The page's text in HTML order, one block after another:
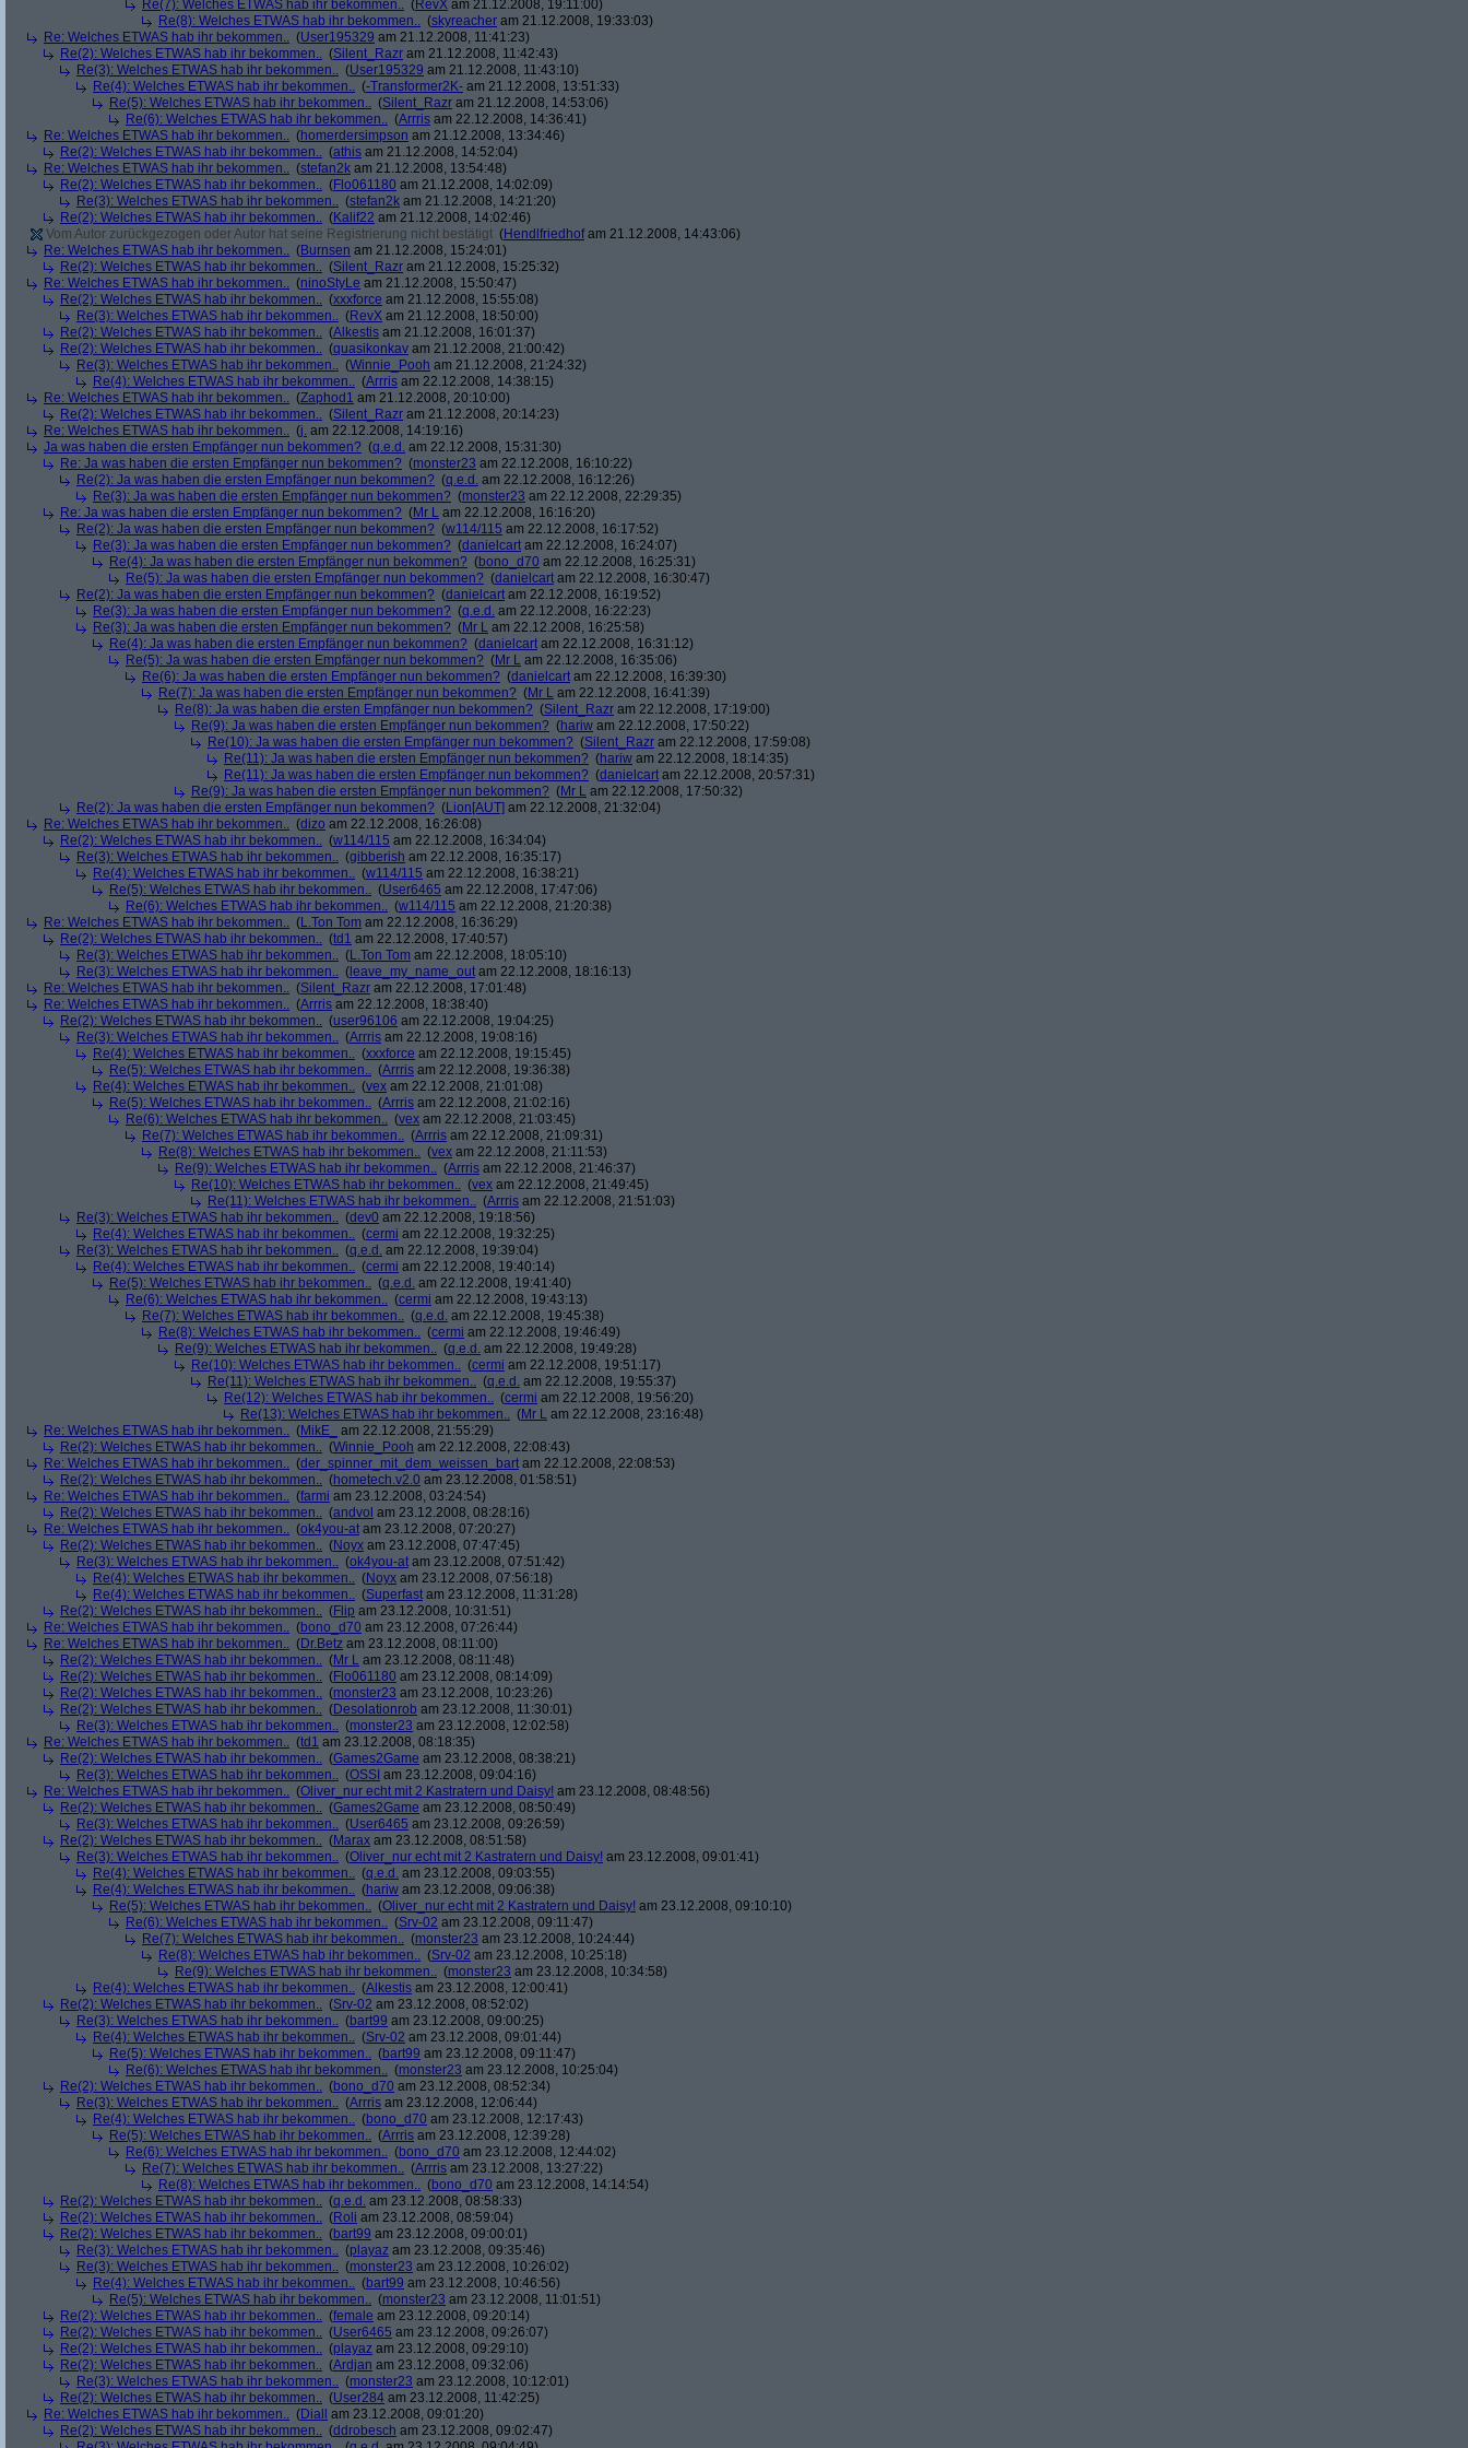
Re(7): Welches ETWAS hab ihr bekommen.. (RevX am 21.12.2008, 19:11:00)
Re(8): Welches ETWAS hab ihr bekommen.. (skyreacher am 21.12.2008, 19:33:03)
Re: Welches ETWAS hab ihr bekommen.. (User195329 am 21.12.2008, 11:41:23)
Re(2): Welches ETWAS hab ihr bekommen.. (Silent_Razr am 21.12.2008, 11:42:43)
Re(3): Welches ETWAS hab ihr bekommen.. (User195329 am 21.12.2008, 11:43:10)
Re(4): Welches ETWAS hab ihr bekommen.. (-Transformer2K- am 21.12.2008, 13:51:33)
Re(5): Welches ETWAS hab ihr bekommen.. (Silent_Razr am 21.12.2008, 14:53:06)
Re(6): Welches ETWAS hab ihr bekommen.. (Arrris am 22.12.2008, 14:36:41)
Re: Welches ETWAS hab ihr bekommen.. (homerdersimpson am 21.12.2008, 13:34:46)
Re(2): Welches ETWAS hab ihr bekommen.. (athis am 21.12.2008, 14:52:04)
Re: Welches ETWAS hab ihr bekommen.. (stefan2k am 21.12.2008, 13:54:48)
Re(2): Welches ETWAS hab ihr bekommen.. (Flo061180 am 21.12.2008, 14:02:09)
Re(3): Welches ETWAS hab ihr bekommen.. (stefan2k am 21.12.2008, 14:21:20)
Re(2): Welches ETWAS hab ihr bekommen.. (Kalif22 am 21.12.2008, 14:02:46)
Vom Autor zurückgezogen oder Autor hat seine Registrierung nicht bestätigt (Hendlfriedhofam 21.12.2008, 14:43:06)
Re: Welches ETWAS hab ihr bekommen.. (Burnsen am 21.12.2008, 15:24:01)
Re(2): Welches ETWAS hab ihr bekommen.. (Silent_Razr am 21.12.2008, 15:25:32)
Re: Welches ETWAS hab ihr bekommen.. (ninoStyLe am 21.12.2008, 15:50:47)
Re(2): Welches ETWAS hab ihr bekommen.. (xxxforce am 21.12.2008, 15:55:08)
Re(3): Welches ETWAS hab ihr bekommen.. (RevX am 21.12.2008, 18:50:00)
Re(2): Welches ETWAS hab ihr bekommen.. (Alkestis am 21.12.2008, 16:01:37)
Re(2): Welches ETWAS hab ihr bekommen.. (quasikonkav am 21.12.2008, 21:00:42)
Re(3): Welches ETWAS hab ihr bekommen.. (Winnie_Pooh am 21.12.2008, 21:24:32)
Re(4): Welches ETWAS hab ihr bekommen.. (Arrris am 22.12.2008, 14:38:15)
Re: Welches ETWAS hab ihr bekommen.. (Zaphod1 am 21.12.2008, 20:10:00)
Re(2): Welches ETWAS hab ihr bekommen.. (Silent_Razr am 21.12.2008, 20:14:23)
Re: Welches ETWAS hab ihr bekommen.. (j. am 22.12.2008, 14:19:16)
Ja was haben die ersten Empfänger nun bekommen? (q.e.d. am 22.12.2008, 15:31:30)
Re: Ja was haben die ersten Empfänger nun bekommen? (monster23 am 22.12.2008, 16:10:22)
Re(2): Ja was haben die ersten Empfänger nun bekommen? (q.e.d. am 22.12.2008, 16:12:26)
Re(3): Ja was haben die ersten Empfänger nun bekommen? (monster23 am 22.12.2008, 22:29:35)
Re: Ja was haben die ersten Empfänger nun bekommen? (Mr L am 22.12.2008, 16:16:20)
Re(2): Ja was haben die ersten Empfänger nun bekommen? (w114/115 am 22.12.2008, 16:17:52)
Re(3): Ja was haben die ersten Empfänger nun bekommen? (danielcart am 22.12.2008, 16:24:07)
Re(4): Ja was haben die ersten Empfänger nun bekommen? (bono_d70 am 22.12.2008, 16:25:31)
Re(5): Ja was haben die ersten Empfänger nun bekommen? (danielcart am 22.12.2008, 16:30:47)
Re(2): Ja was haben die ersten Empfänger nun bekommen? (danielcart am 22.12.2008, 16:19:52)
Re(3): Ja was haben die ersten Empfänger nun bekommen? (q.e.d. am 22.12.2008, 16:22:23)
Re(3): Ja was haben die ersten Empfänger nun bekommen? (Mr L am 22.12.2008, 16:25:58)
Re(4): Ja was haben die ersten Empfänger nun bekommen? (danielcart am 22.12.2008, 16:31:12)
Re(5): Ja was haben die ersten Empfänger nun bekommen? (Mr L am 22.12.2008, 16:35:06)
Re(6): Ja was haben die ersten Empfänger nun bekommen? (danielcart am 22.12.2008, 16:39:30)
Re(7): Ja was haben die ersten Empfänger nun bekommen? (Mr L am 22.12.2008, 16:41:39)
Re(8): Ja was haben die ersten Empfänger nun bekommen? (Silent_Razr am 22.12.2008, 17:19:00)
Re(9): Ja was haben die ersten Empfänger nun bekommen? (hariw am 22.12.2008, 17:50:22)
Re(10): Ja was haben die ersten Empfänger nun bekommen? (Silent_Razr am 22.12.2008, 17:59:08)
Re(11): Ja was haben die ersten Empfänger nun bekommen? (hariw am 22.12.2008, 18:14:35)
Re(11): Ja was haben die ersten Empfänger nun bekommen? (danielcart am 22.12.2008, 20:57:31)
Re(9): Ja was haben die ersten Empfänger nun bekommen? (Mr L am 22.12.2008, 17:50:32)
Re(2): Ja was haben die ersten Empfänger nun bekommen? (Lion[AUT] am 22.12.2008, 21:32:04)
Re: Welches ETWAS hab ihr bekommen.. (dizo am 22.12.2008, 16:26:08)
Re(2): Welches ETWAS hab ihr bekommen.. (w114/115 am 22.12.2008, 16:34:04)
Re(3): Welches ETWAS hab ihr bekommen.. (gibberish am 22.12.2008, 16:35:17)
Re(4): Welches ETWAS hab ihr bekommen.. (w114/115 am 22.12.2008, 16:38:21)
Re(5): Welches ETWAS hab ihr bekommen.. (User6465 am 22.12.2008, 17:47:06)
Re(6): Welches ETWAS hab ihr bekommen.. (w114/115 am 22.12.2008, 21:20:38)
Re: Welches ETWAS hab ihr bekommen.. (L.Ton Tom am 22.12.2008, 16:36:29)
Re(2): Welches ETWAS hab ihr bekommen.. (td1 am 22.12.2008, 17:40:57)
Re(3): Welches ETWAS hab ihr bekommen.. (L.Ton Tom am 22.12.2008, 18:05:10)
Re(3): Welches ETWAS hab ihr bekommen.. ( leave_my_name_out am 22.12.2008, 18:16:13)
Re: Welches ETWAS hab ihr bekommen.. (Silent_Razr am 22.12.2008, 17:01:48)
Re: Welches ETWAS hab ihr bekommen.. (Arrris am 22.12.2008, 18:38:40)
Re(2): Welches ETWAS hab ihr bekommen.. (user96106 am 22.12.2008, 19:04:25)
Re(3): Welches ETWAS hab ihr bekommen.. (Arrris am 22.12.2008, 19:08:16)
Re(4): Welches ETWAS hab ihr bekommen.. (xxxforce am 22.12.2008, 19:15:45)
Re(5): Welches ETWAS hab ihr bekommen.. (Arrris am 22.12.2008, 19:36:38)
Re(4): Welches ETWAS hab ihr bekommen.. (vex am 22.12.2008, 21:01:08)
Re(5): Welches ETWAS hab ihr bekommen.. (Arrris am 22.12.2008, 21:02:16)
Re(6): Welches ETWAS hab ihr bekommen.. (vex am 22.12.2008, 21:03:45)
Re(7): Welches ETWAS hab ihr bekommen.. (Arrris am 22.12.2008, 21:09:31)
Re(8): Welches ETWAS hab ihr bekommen.. (vex am 22.12.2008, 21:11:53)
Re(9): Welches ETWAS hab ihr bekommen.. (Arrris am 22.12.2008, 21:46:37)
Re(10): Welches ETWAS hab ihr bekommen.. (vex am 22.12.2008, 21:49:45)
Re(11): Welches ETWAS hab ihr bekommen.. (Arrris am 22.12.2008, 21:51:03)
Re(3): Welches ETWAS hab ihr bekommen.. (dev0 am 22.12.2008, 19:18:56)
Re(4): Welches ETWAS hab ihr bekommen.. (cermi am 22.12.2008, 19:32:25)
Re(3): Welches ETWAS hab ihr bekommen.. (q.e.d. am 22.12.2008, 19:39:04)
Re(4): Welches ETWAS hab ihr bekommen.. (cermi am 22.12.2008, 19:40:14)
Re(5): Welches ETWAS hab ihr bekommen.. (q.e.d. am 22.12.2008, 19:41:40)
Re(6): Welches ETWAS hab ihr bekommen.. (cermi am 22.12.2008, 19:43:13)
Re(7): Welches ETWAS hab ihr bekommen.. (q.e.d. am 22.12.2008, 19:45:38)
Re(8): Welches ETWAS hab ihr bekommen.. (cermi am 22.12.2008, 19:46:49)
Re(9): Welches ETWAS hab ihr bekommen.. (q.e.d. am 22.12.2008, 19:49:28)
Re(10): Welches ETWAS hab ihr bekommen.. (cermi am 22.12.2008, 19:51:17)
Re(11): Welches ETWAS hab ihr bekommen.. (q.e.d. am 22.12.2008, 19:55:37)
Re(12): Welches ETWAS hab ihr bekommen.. (cermi am 22.12.2008, 19:56:20)
Re(13): Welches ETWAS hab ihr bekommen.. (Mr L am 22.12.2008, 23:16:48)
Re: Welches ETWAS hab ihr bekommen.. (MikE_
am 22.12.2008, 21:55:29)
Re(2): Welches ETWAS hab ihr bekommen.. (Winnie_Pooh am 22.12.2008, 22:08:43)
Re: Welches ETWAS hab ihr bekommen.. (der_spinner_mit_dem_weissen_bart am 22.12.2008, 22:08:53)
Re(2): Welches ETWAS hab ihr bekommen.. (hometech.v2.0 am 23.12.2008, 01:58:51)
Re: Welches ETWAS hab ihr bekommen.. (farmi am 23.12.2008, 03:24:54)
Re(2): Welches ETWAS hab ihr bekommen.. (andvol am 23.12.2008, 08:28:16)
Re: Welches ETWAS hab ihr bekommen.. (ok4you-at am 23.12.2008, 07:20:27)
Re(2): Welches ETWAS hab ihr bekommen.. (Noyx am 23.12.2008, 07:47:45)
Re(3): Welches ETWAS hab ihr bekommen.. (ok4you-at am 23.12.2008, 07:51:42)
Re(4): Welches ETWAS hab ihr bekommen.. (Noyx am 23.12.2008, 07:56:18)
Re(4): Welches ETWAS hab ihr bekommen.. (Superfast am 23.12.2008, 11:31:28)
Re(2): Welches ETWAS hab ihr bekommen.. (Flip am 23.12.2008, 10:31:51)
Re: Welches ETWAS hab ihr bekommen.. (bono_d70 am 23.12.2008, 07:26:44)
Re: Welches ETWAS hab ihr bekommen.. (Dr.Betz am 23.12.2008, 08:11:00)
Re(2): Welches ETWAS hab ihr bekommen.. (Mr L am 23.12.2008, 08:11:48)
Re(2): Welches ETWAS hab ihr bekommen.. (Flo061180 am 23.12.2008, 08:14:09)
Re(2): Welches ETWAS hab ihr bekommen.. (monster23 am 23.12.2008, 10:23:26)
Re(2): Welches ETWAS hab ihr bekommen.. (Desolationrob am 23.12.2008, 11:30:01)
Re(3): Welches ETWAS hab ihr bekommen.. (monster23 am 23.12.2008, 12:02:58)
Re: Welches ETWAS hab ihr bekommen.. (td1 am 23.12.2008, 08:18:35)
Re(2): Welches ETWAS hab ihr bekommen.. (Games2Game am 23.12.2008, 08:38:21)
Re(3): Welches ETWAS hab ihr bekommen.. (OSSI am 23.12.2008, 09:04:16)
Re: Welches ETWAS hab ihr bekommen.. (Oliver_nur echt mit 2 Kastratern und Daisy! am 23.12.2008, 08:48:56)
Re(2): Welches ETWAS hab ihr bekommen.. (Games2Game am 23.12.2008, 08:50:49)
Re(3): Welches ETWAS hab ihr bekommen.. (User6465 am 23.12.2008, 09:26:59)
Re(2): Welches ETWAS hab ihr bekommen.. (Marax am 23.12.2008, 08:51:58)
Re(3): Welches ETWAS hab ihr bekommen.. (Oliver_nur echt mit 2 Kastratern und Daisy! am 23.12.2008, 09:01:41)
Re(4): Welches ETWAS hab ihr bekommen.. (q.e.d. am 23.12.2008, 09:03:55)
Re(4): Welches ETWAS hab ihr bekommen.. (hariw am 23.12.2008, 09:06:38)
Re(5): Welches ETWAS hab ihr bekommen.. (Oliver_nur echt mit 2 Kastratern und Daisy! am 23.12.2008, 09:10:10)
Re(6): Welches ETWAS hab ihr bekommen.. (Srv-02 am 23.12.2008, 09:11:47)
Re(7): Welches ETWAS hab ihr bekommen.. (monster23 am 23.12.2008, 10:24:44)
Re(8): Welches ETWAS hab ihr bekommen.. (Srv-02 am 23.12.2008, 10:25:18)
Re(9): Welches ETWAS hab ihr bekommen.. (monster23 am 23.12.2008, 10:34:58)
Re(4): Welches ETWAS hab ihr bekommen.. (Alkestis am 23.12.2008, 12:00:41)
Re(2): Welches ETWAS hab ihr bekommen.. (Srv-02 am 23.12.2008, 08:52:02)
Re(3): Welches ETWAS hab ihr bekommen.. (bart99 am 23.12.2008, 09:00:25)
Re(4): Welches ETWAS hab ihr bekommen.. (Srv-02 am 23.12.2008, 09:01:44)
Re(5): Welches ETWAS hab ihr bekommen.. (bart99 am 23.12.2008, 09:11:47)
Re(6): Welches ETWAS hab ihr bekommen.. (monster23 am 23.12.2008, 10:25:04)
Re(2): Welches ETWAS hab ihr bekommen.. (bono_d70 am 23.12.2008, 08:52:34)
Re(3): Welches ETWAS hab ihr bekommen.. (Arrris am 23.12.2008, 12:06:44)
Re(4): Welches ETWAS hab ihr bekommen.. (bono_d70 am 23.12.2008, 12:17:43)
Re(5): Welches ETWAS hab ihr bekommen.. (Arrris am 23.12.2008, 12:39:28)
Re(6): Welches ETWAS hab ihr bekommen.. (bono_d70 am 23.12.2008, 12:44:02)
Re(7): Welches ETWAS hab ihr bekommen.. (Arrris am 23.12.2008, 13:27:22)
Re(8): Welches ETWAS hab ihr bekommen.. (bono_d70 am 23.12.2008, 14:14:54)
Re(2): Welches ETWAS hab ihr bekommen.. (q.e.d. am 23.12.2008, 08:58:33)
Re(2): Welches ETWAS hab ihr bekommen.. (Roli am 23.12.2008, 08:59:04)
Re(2): Welches ETWAS hab ihr bekommen.. (bart99 am 23.12.2008, 09:00:01)
Re(3): Welches ETWAS hab ihr bekommen.. (playaz am 23.12.2008, 09:35:46)
Re(3): Welches ETWAS hab ihr bekommen.. (monster23 am 23.12.2008, 10:26:02)
Re(4): Welches ETWAS hab ihr bekommen.. (bart99 am 23.12.2008, 10:46:56)
Re(5): Welches ETWAS hab ihr bekommen.. (monster23 am 23.12.2008, 11:01:51)
Re(2): Welches ETWAS hab ihr bekommen.. (female am 23.12.2008, 09:20:14)
Re(2): Welches ETWAS hab ihr bekommen.. (User6465 am 23.12.2008, 09:26:07)
Re(2): Welches ETWAS hab ihr bekommen.. (playaz am 23.12.2008, 09:29:10)
Re(2): Welches ETWAS hab ihr bekommen.. (Ardjan am 23.12.2008, 09:32:06)
Re(3): Welches ETWAS hab ihr bekommen.. (monster23 am 23.12.2008, 10:12:01)
Re(2): Welches ETWAS hab ihr bekommen.. (User284 am 23.12.2008, 11:42:25)
Re: Welches ETWAS hab ihr bekommen.. (Diall
am 23.12.2008, 09:01:20)
Re(2): Welches ETWAS hab ihr bekommen.. (ddrobesch am 23.12.2008, 09:02:47)